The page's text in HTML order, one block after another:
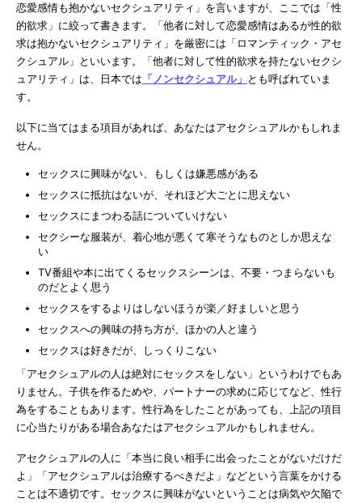
恋愛感情も抱かないセクシュアリティ」を言いますが、ここでは「性
的欲求」に絞って書きます。「他者に対して恋愛感情はあるが性的欲
求は抱かないセクシュアリティ」を厳密には「ロマンティック・アセ
クシュアル」といいます。「他者に対して性的欲求を持たないセクシ
ュアリティ」は、日本では 「ノンセクシュアル」 とも呼ばれていま
す。
以下に当てはまる項目があれば、あなたはアセクシュアルかもしれま
せん。
セックスに興味がない、もしくは嫌悪感がある
セックスに抵抗はないが、それほど大ごとに思えない
セックスにまつわる話についていけない
セクシーな服装が、着心地が悪くて寒そうなものとしか思えな
い
TV番組や本に出てくるセックスシーンは、不要・つまらないも
のだとよく思う
セックスをするよりはしないほうが楽／好ましいと思う
セックスへの興味の持ち方が、ほかの人と違う
セックスは好きだが、しっくりこない
「アセクシュアルの人は絶対にセックスをしない」というわけでもあ
りません。子供を作るためや、パートナーの求めに応じてなど、性行
為をすることもあります。性行為をしたことがあっても、上記の項目
に心当たりがある場合あなたはアセクシュアルかもしれません。
アセクシュアルの人に「本当に良い相手に出会ったことがないだけだ
よ」「アセクシュアルは治療するべきだよ」などという言葉をかける
ことは不適切です。セックスに興味がないということは病気や欠陥で